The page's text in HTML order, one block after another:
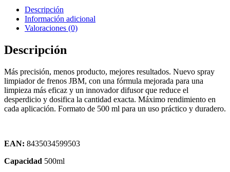
Descripción
Información adicional
Valoraciones (0)
Descripción
Más precisión, menos producto, mejores resultados. Nuevo spray
limpiador de frenos JBM, con una fórmula mejorada para una
limpieza más eficaz y un innovador difusor que reduce el
desperdicio y dosifica la cantidad exacta. Máximo rendimiento en
cada aplicación. Formato de 500 ml para un uso práctico y duradero.
EAN: 8435034599503
Capacidad 500ml